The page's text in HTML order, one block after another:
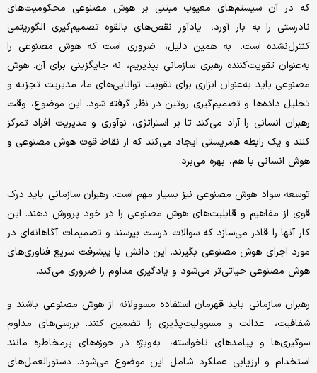
که در آن سیستم‌های معیوب مبتنی بر هوش مصنوعی محکومیت‌‌‌های
نادرستی را به بار آورد، یادآور نقص‌‌‌های بالقوه تصمیم‌گیری الگوریتمی
کنترل‌‌‌نشده است. به همین دلیل، ضروری است که هوش مصنوعی را
به‌‌‌عنوان تقویت‌‌‌کننده رهبری سازمانی بپذیریم، نه جایگزینی برای آن. هوش
مصنوعی باید به‌‌‌عنوان ابزاری برای تقویت توانایی‌‌‌های ما، مدیریت تجزیه و
تحلیل داده‌‌‌ها و تصمیم‌گیری روتین در نظر گرفته شود. این موضوع، وقت
رهبران انسانی را آزاد می‌‌‌کند تا بر استراتژی، نوآوری و مدیریت افراد تمرکز
کنند و یک رابطه همزیستی ایجاد می‌‌‌کند که از نقاط قوت هوش مصنوعی و
هوش انسانی با هم، بهره می‌‌‌برد.
توسعه سواد هوش مصنوعی نیز بسیار مهم است. رهبران سازمانی باید درک
قوی از مفاهیم و قابلیت‌‌‌های هوش مصنوعی را در خود پرورش دهند. این
کار آنها را قادر می‌‌‌سازد که سوالات درست بپرسند و تصمیمات آگاهانه‌‌‌ای در
مورد اجرای هوش مصنوعی بگیرند. این دانش با پیشرفت سریع فناوری‌‌‌های
هوش مصنوعی حیاتی‌‌‌تر می‌‌‌شود و یادگیری مداوم را ضروری می‌‌‌کند.
رهبران سازمانی باید قهرمان استفاده مسوولانه از هوش مصنوعی باشند و
شفافیت، عدالت و مسوولیت‌‌‌پذیری را تضمین کنند. بررسی‌‌‌های مداوم
سوگیری‌‌‌ها و پیامدهای ناخواسته، به‌‌‌ویژه در حوزه‌‌‌های پرمخاطره مانند
استخدام و ارزیابی عملکرد شامل این موضوع می‌‌‌شود. دستورالعمل‌‌‌های